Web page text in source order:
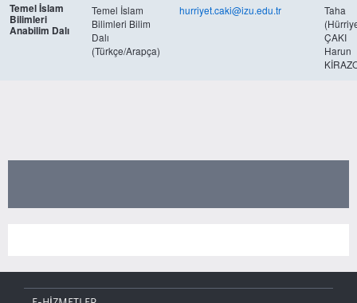
Temel İslam
Bilimleri
Anabilim Dalı
Temel İslam
Bilimleri Bilim
Dalı
(Türkçe/Arapça)
hurriyet.caki@izu.edu.tr
Taha
ÇAKI
Harun